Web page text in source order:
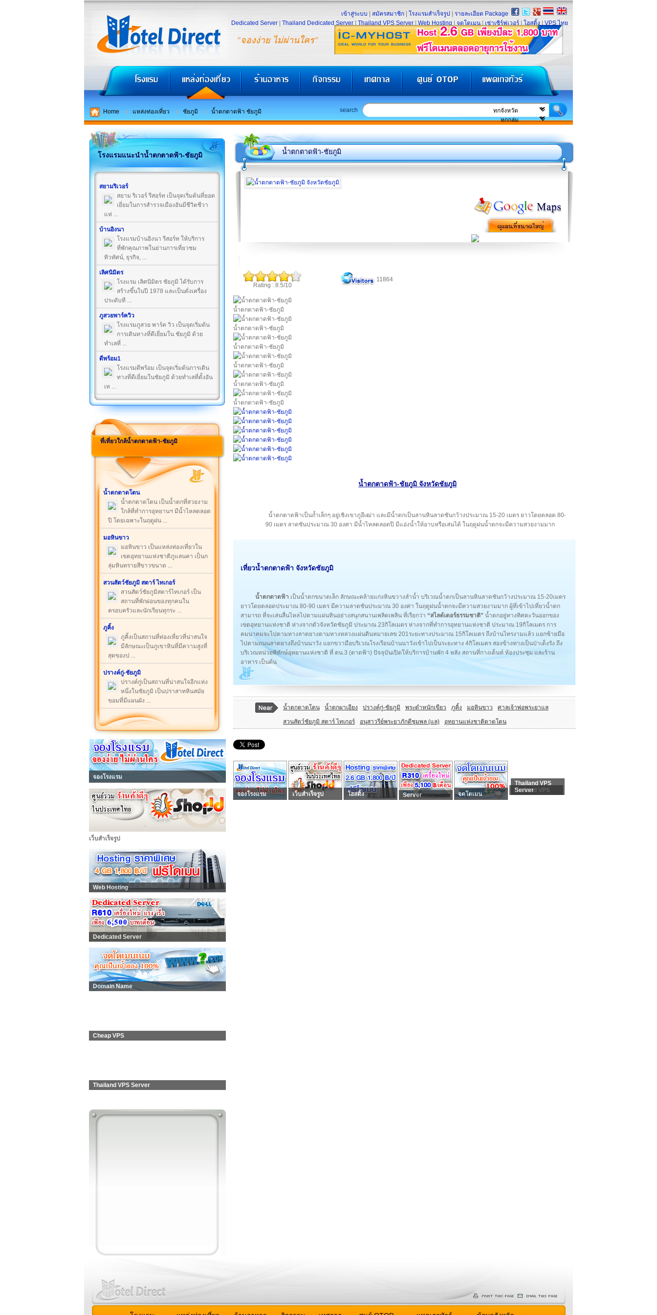
"จองง่าย ไม่ผ่านใคร"
เข้าสู่ระบบ สมัครสมาชิก โรงแรมสำเร็จรูป
รายละเอียด Package
Dedicated Server
Thailand Dedicated Server Thailand VPS Server Web Hosting จดโดเมน เช่าเซิร์ฟเวอร์ โฮสติ้ง VPS ไทย
Home แหล่งท่องเที่ยว ชัยภูมิ น้ำตกตาดฟ้า ชัยภูมิ search
โรงแรมแนะนำน้ำตกตาดฟ้า-ชัยภูมิ
สยามริเวอร์
สยาม ริเวอร์ รีสอร์ท เป็นจุดเริ่มต้นที่ยอด
เยี่ยมในการสำรวจเมืองอันมีชีวิตชีวา
แห่ ...
บ้านอิงนา
โรงแรมบ้านอิงนา รีสอร์ท ให้บริการ
ที่พักคุณภาพในย่านการเที่ยวชม
ทิวทัศน์, ธุรกิจ, ...
เลิศนิมิตร
โรงแรม เลิศนิมิตร ชัยภูมิ ได้รับการ
สร้างขึ้นในปี 1978 และเป็นดั่งเครื่อง
ประดับที ...
ภูสวยพาร์ควิว
โรงแรมภูสวย พาร์ค วิว เป็นจุดเริ่มต้น
การเดินทางที่ดีเยี่ยมใน ชัยภูมิ ด้วย
ทำเลที่ ...
ดีพร้อม1
โรงแรมดีพร้อม เป็นจุดเริ่มต้นการเดิน
ทางที่ดีเยี่ยมในชัยภูมิ ด้วยทำเลที่ตั้งอัน
เห ...
ที่เที่ยวใกล้น้ำตกตาดฟ้า-ชัยภูมิ
น้ำตกตาดโตน
น้ำตกตาดโตน เป็นน้ำตกที่สวยงาม
ใกล้ที่ทำการอุทยานฯ มีน้ำไหลตลอด
ปี โดยเฉพาะในฤดูฝน ...
มอหินขาว
มอหินขาว เป็นแหล่งท่องเที่ยวใน
เขตอุทยานแห่งชาติภูแลนคา เป็นก
ลุ่มหินทรายสีขาวขนาด ...
สวนสัตว์ชัยภูมิ สตาร์ ไทเกอร์
สวนสัตว์ชัยภูมิสตาร์ไทเกอร์ เป็น
สถานที่พักผ่อนของทุกคนใน
ครอบครัวและนักเรียนทุกระ ...
ภูคิ้ง
ภูคิ้งเป็นสถานที่ท่องเที่ยวที่น่าสนใจ
มีลักษณะเป็นภูเขาหินที่มีความสูงที่
สุดของป ...
ปรางค์กู่-ชัยภูมิ
ปรางค์กู่เป็นสถานที่น่าสนใจอีกแห่ง
หนึ่งในชัยภูมิ เป็นปราสาทหินสมัย
ขอมที่มีแผนผัง ...
จองโรงแรม
เว็บสำเร็จรูป
Web Hosting
Dedicated Server
Domain Name
Cheap VPS
Thailand VPS Server
น้ำตกตาดฟ้า-ชัยภูมิ
Rating : 8.5/10
11864
น้ำตกตาดฟ้า-ชัยภูมิ
น้ำตกตาดฟ้า-ชัยภูมิ
น้ำตกตาดฟ้า-ชัยภูมิ
น้ำตกตาดฟ้า-ชัยภูมิ
น้ำตกตาดฟ้า-ชัยภูมิ
น้ำตกตาดฟ้า-ชัยภูมิ
น้ำตกตาดฟ้า-ชัยภูมิ จังหวัดชัยภูมิ
น้ำตกตาดฟ้าเป็นถ้ำเล็กๆ อยู่เชิงเขาภูอีเฒ่า และมีน้ำตกเป็นลานหินลาดชันกว้างประมาณ 15-20 เมตร ยาวโดยตลอด 80-
90 เมตร ลาดชันประมาณ 30 องศา มีน้ำไหลตลอดปี มีแอ่งน้ำให้อาบหรือเล่นได้ ในฤดูฝนน้ำตกจะมีความสวยงามมาก
เที่ยวน้ำตกตาดฟ้า จังหวัดชัยภูมิ
น้ำตกตาดฟ้า เป็นน้ำตกขนาดเล็ก ลักษณะคล้ายแก่งหินขวางลำน้ำ บริเวณน้ำตกเป็นลานหินลาดชันกว้างประมาณ 15-20เมตร
ยาวโดยตลอดประมาณ 80-90 เมตร มีความลาดชันประมาณ 30 องศา ในฤดูฝนน้ำตกจะมีความสวยงามมาก ผู้ที่เข้าไปเที่ยวน้ำตก
สามารถ ที่จะเล่นลื่นไหลไปตามแผ่นหินอย่างสนุกสนานเพลิดเพลิน ที่เรียกว่า “สไลด์เดอร์ธรรมชาติ” น้ำตกอยู่ทางทิศตะวันออกของ
เขตอุทยานแห่งชาติ ห่างจากตัวจังหวัดชัยภูมิ ประมาณ 23กิโลเมตร ห่างจากที่ทำการอุทยานแห่งชาติ ประมาณ 19กิโลเมตร การ
คมนาคมจะไปตามทางลาดยางตามทางหลวงแผ่นดินหมายเลข 201ระยะทางประมาณ 15กิโลเมตร ถึงบ้านไทรงามแล้ว แยกซ้ายมือ
ไปตามถนนลาดยางถึงบ้านนาวัง แยกขวามือบริเวณโรงเรียนบ้านนาวังเข้าไปเป็นระยะทาง 4กิโลเมตร สองข้างทางเป็นป่าเต็งรัง ถึง
บริเวณหน่วยพิทักษ์อุทยานแห่งชาติ ที่ ตน.3 (ตาดฟ้า) ปัจจุบันเปิดให้บริการบ้านพัก 4 หลัง สถานที่กางเต็นท์ ห้องประชุม และร้าน
อาหาร เป็นต้น
น้ำตกตาดโตน น้ำตกผาเอียง ปรางค์กู่-ชัยภูมิ พระตำหนักเขียว ภูคิ้ง มอหินขาว ศาลเจ้าพ่อพระยาแล
สวนสัตว์ชัยภูมิ สตาร์ ไทเกอร์ อนุสาวรีย์พระยาภักดีชุมพล (แล) อุทยานแห่งชาติตาดโตน
จองโรงแรม เว็บสำเร็จรูป โฮสติ้ง Server จดโดเมน
Thailand VPS
Thailand VPS
Server